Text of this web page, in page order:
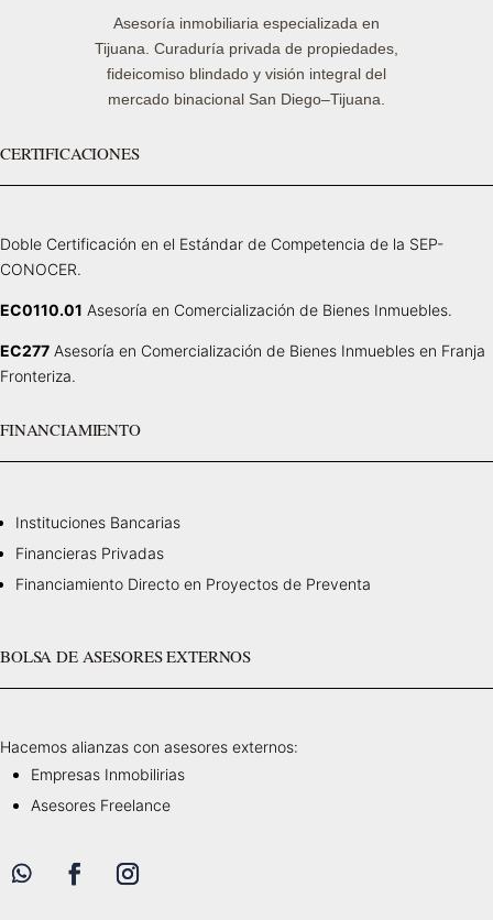
Asesoría inmobiliaria especializada en
Tijuana. Curaduría privada de propiedades,
fideicomiso blindado y visión integral del
mercado binacional San Diego–Tijuana.
CERTIFICACIONES
Doble Certificación en el Estándar de Competencia de la SEP-
CONOCER.
EC0110.01 Asesoría en Comercialización de Bienes Inmuebles.
EC277 Asesoría en Comercialización de Bienes Inmuebles en Franja
Fronteriza.
FINANCIAMIENTO
Instituciones Bancarias
Financieras Privadas
Financiamiento Directo en Proyectos de Preventa
BOLSA DE ASESORES EXTERNOS
Hacemos alianzas con asesores externos:
Empresas Inmobilirias
Asesores Freelance